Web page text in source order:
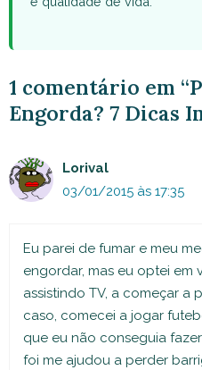
1 comentário em
Engorda? 7 Dicas
Lorival
03/01/2015 às 17:35
Eu parei de fumar e meu
engordar, mas eu optei em
assistindo TV, a começar a
caso, comecei a jogar
que eu não conseguia
foi me ajudou a perder